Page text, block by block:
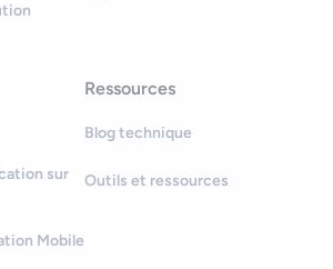
sur
Mobile
Ressources
Blog technique
Outils et ressources